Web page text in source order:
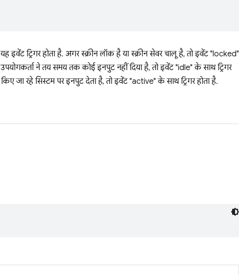
इवेंट ट्रिगर होता है. अगर स्क्रीन लॉक है या स्क्रीन सेवर चालू है, तो इवेंट "locked"
ने तय समय तक कोई इनपुट नहीं दिया है, तो इवेंट "idle" के साथ ट्रिगर
जा रहे सिस्टम पर इनपुट देता है, तो इवेंट "active" के साथ ट्रिगर होता है.